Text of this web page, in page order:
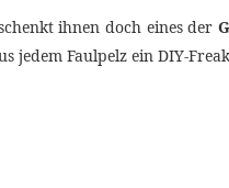
ihnen doch eines der
jedem Faulpelz ein DIY-